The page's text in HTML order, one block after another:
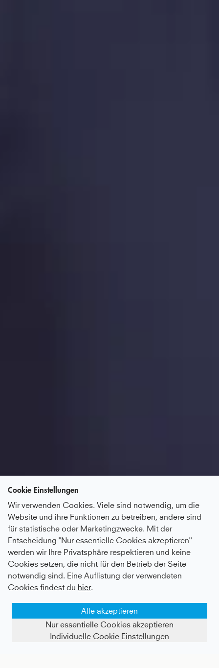
Cookie Einstellungen
Wir verwenden Cookies. Viele sind notwendig, um die
Website und ihre Funktionen zu betreiben, andere sind
für statistische oder Marketingzwecke. Mit der
Entscheidung "Nur essentielle Cookies akzeptieren"
werden wir Ihre Privatsphäre respektieren und keine
Cookies setzen, die nicht für den Betrieb der Seite
notwendig sind. Eine Auflistung der verwendeten
Cookies findest du hier.
Alle akzeptieren
Nur essentielle Cookies akzeptieren
Individuelle Cookie Einstellungen